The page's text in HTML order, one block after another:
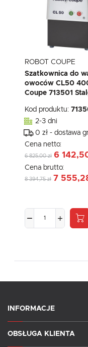
ROBOT COUPE
Szatkownica do
owoców CL50
Coupe 713501
Kod produktu:
2-3 dni
0 zł - dostawa
Cena netto:
6 825,00 zł 6
Cena brutto:
8 394,75 zł 7
INFORMACJE
OBSŁUGA KLIENTA